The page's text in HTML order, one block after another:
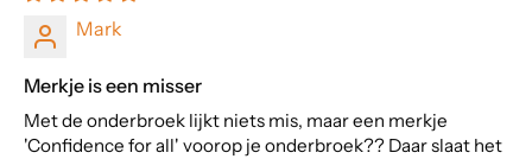
Mark
Merkje is een misser
Met de onderbroek lijkt niets mis, maar een merkje
'Confidence for all' voorop je onderbroek?? Daar slaat het